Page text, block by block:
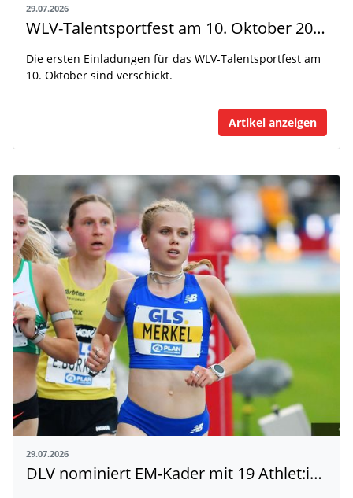
29.07.2026
WLV-Talentsportfest am 10. Oktober 2026
Die ersten Einladungen für das WLV-Talentsportfest am
10. Oktober sind verschickt.
Artikel anzeigen
29.07.2026
DLV nominiert EM-Kader mit 19 Athlet:innen aus Baden-Württemberg